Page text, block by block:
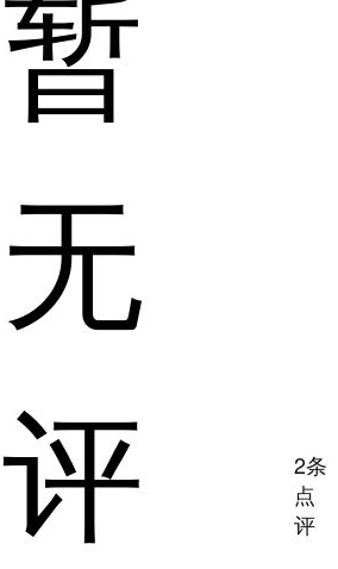
暂
无
评
2条
点
评